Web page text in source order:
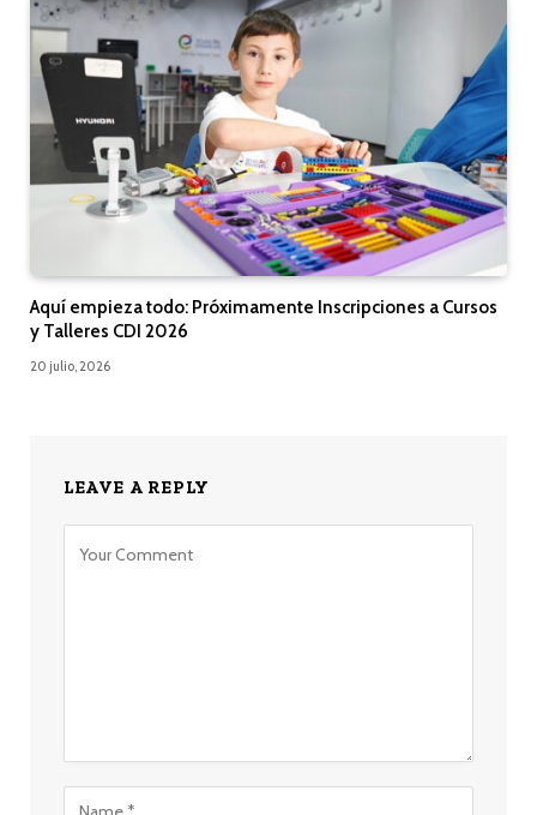
Aquí empieza todo: Próximamente Inscripciones a Cursos
y Talleres CDI 2026
20 julio, 2026
LEAVE A REPLY